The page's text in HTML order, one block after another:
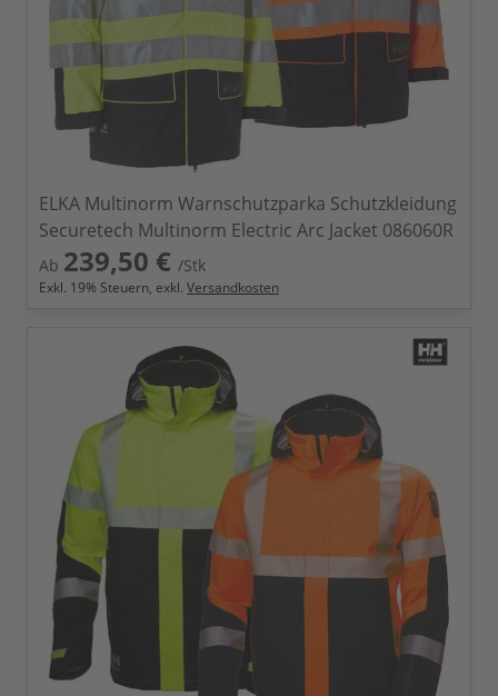
ELKA Multinorm Warnschutzparka Schutzkleidung
Securetech Multinorm Electric Arc Jacket 086060R
Ab 239,50 € /Stk
Exkl. 19% Steuern, exkl. Versandkosten